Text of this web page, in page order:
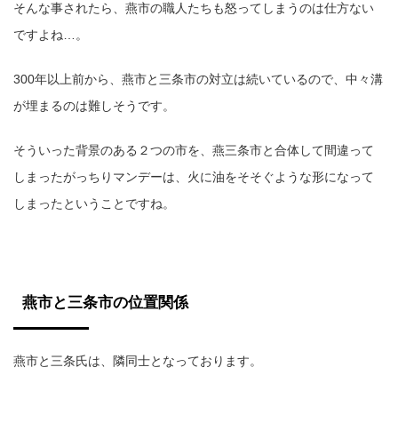
そんな事されたら、燕市の職人たちも怒ってしまうのは仕方ない
ですよね…。
300年以上前から、燕市と三条市の対立は続いているので、中々溝
が埋まるのは難しそうです。
そういった背景のある２つの市を、燕三条市と合体して間違って
しまったがっちりマンデーは、火に油をそそぐような形になって
しまったということですね。
燕市と三条市の位置関係
燕市と三条氏は、隣同士となっております。